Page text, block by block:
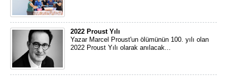
2022 Proust Yılı
Yazar Marcel Proust'un ölümünün 100. yılı olan
2022 Proust Yılı olarak anılacak...